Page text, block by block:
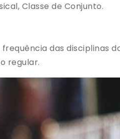
Classe de Conjunto.
das
regular.